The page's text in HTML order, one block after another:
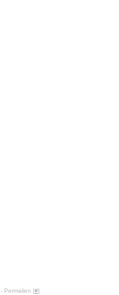
- Permalien [#]